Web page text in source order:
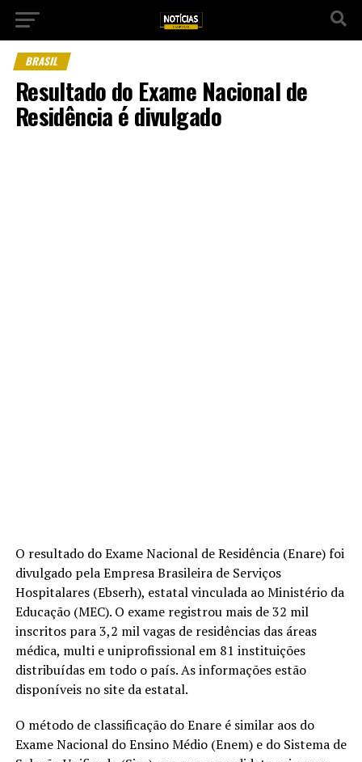
BRASIL
Resultado do Exame Nacional de
Residência é divulgado
O resultado do Exame Nacional de Residência (Enare) foi
divulgado pela Empresa Brasileira de Serviços
Hospitalares (Ebserh), estatal vinculada ao Ministério da
Educação (MEC). O exame registrou mais de 32 mil
inscritos para 3,2 mil vagas de residências das áreas
médica, multi e uniprofissional em 81 instituições
distribuídas em todo o país. As informações estão
disponíveis no site da estatal.
O método de classificação do Enare é similar aos do
Exame Nacional do Ensino Médio (Enem) e do Sistema de